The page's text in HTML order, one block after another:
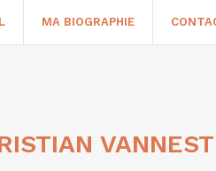
MA BIOGRAPHIE